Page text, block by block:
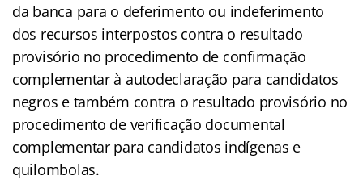
da banca para o deferimento ou indeferimento
dos recursos interpostos contra o resultado
provisório no procedimento de confirmação
complementar à autodeclaração para candidatos
negros e também contra o resultado provisório no
procedimento de verificação documental
complementar para candidatos indígenas e
quilombolas.